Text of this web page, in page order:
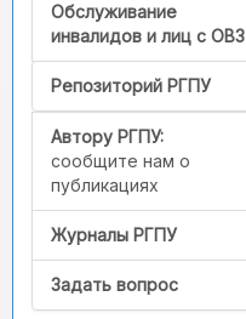
Обслуживание
инвалидов и лиц с ОВЗ
Репозиторий РГПУ
Автору РГПУ:
сообщите нам о
публикациях
Журналы РГПУ
Задать вопрос